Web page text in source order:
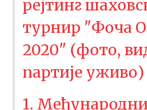
рејтинг
турнир "Фоча
2020" (фото,
партије уживо)
1. Међународни